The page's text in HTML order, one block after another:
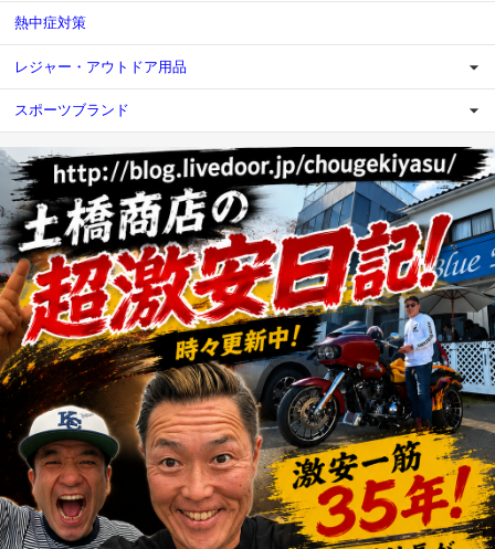
熱中症対策
レジャー・アウトドア用品
スポーツブランド